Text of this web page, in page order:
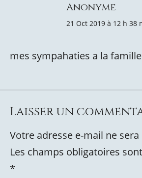
Anonyme
21 Oct 2019 à 12 h 38
mes sympahaties a la
Laisser un
Votre adresse e-mail ne
Les champs obligatoires
*